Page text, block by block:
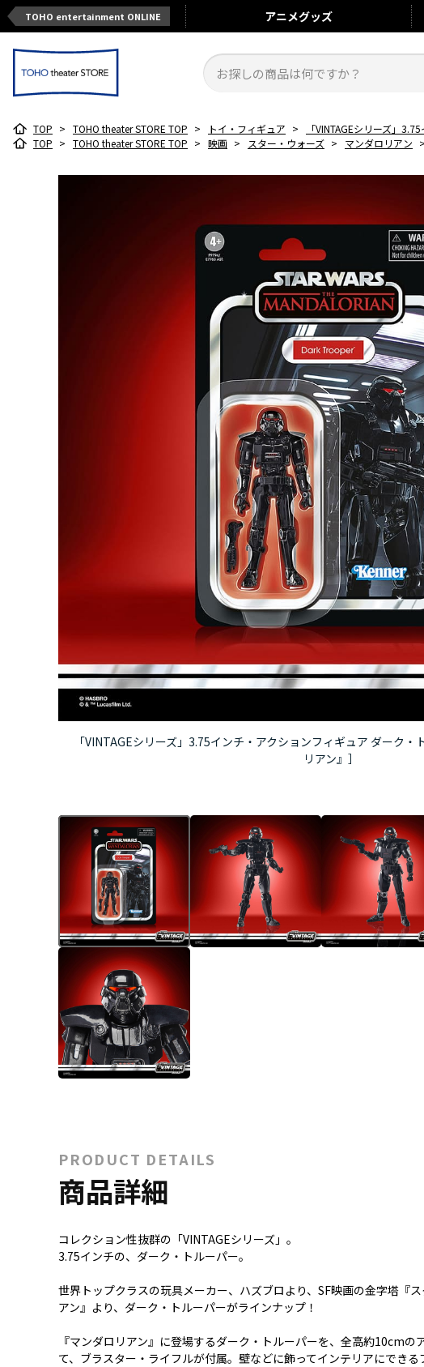
TOHO entertainment ONLINE アニメグッズ
TOP > TOHO theater STORE TOP > トイ・フィギュア >
「VINTAGEシリーズ」
TOP > TOHO theater STORE TOP > 映画 > スター・ウォーズ > マンダロリアン >
「VINTAGEシリーズ」3.75インチ・アクションフィギュア ダーク
リアン』］
PRODUCT DETAILS
商品詳細
コレクション性抜群の「VINTAGEシリーズ」。
3.75インチの、ダーク・トルーパー。
世界トップクラスの玩具メーカー、ハズブロより、SF映画の金字塔『
アン』より、ダーク・トルーパーがラインナップ！
『マンダロリアン』に登場するダーク・トルーパーを、全高約10cm
て、ブラスター・ライフルが付属。壁などに飾ってインテリアにでき